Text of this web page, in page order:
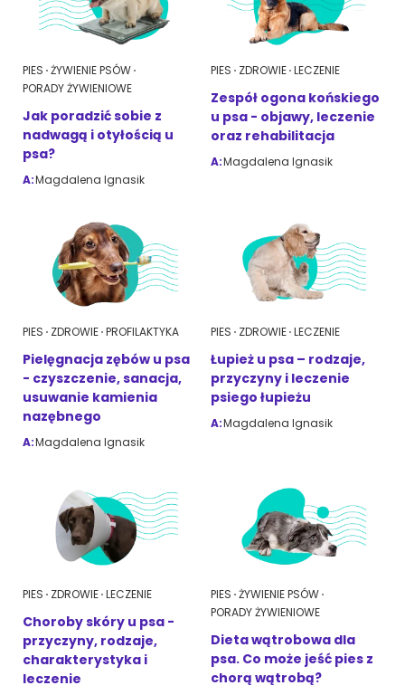
Wyszukiwarka ras psów
Przyjazne miejsca
ZoociaLove News
PIES ŻYWIENIE PSÓW
PORADY ŻYWIENIOWE
Jak poradzić sobie z
nadwagą i otyłością u
psa?
A:Magdalena Ignasik
PIES ZDROWIE LECZENIE
Zespół ogona końskiego
u psa - objawy, leczenie
oraz rehabilitacja
A:Magdalena Ignasik
PIES ZDROWIE PROFILAKTYKA
Pielęgnacja zębów u psa
- czyszczenie, sanacja,
usuwanie kamienia
nazębnego
A:Magdalena Ignasik
PIES ZDROWIE LECZENIE
Łupież u psa – rodzaje,
przyczyny i leczenie
psiego łupieżu
A:Magdalena Ignasik
PIES ZDROWIE LECZENIE
Choroby skóry u psa -
przyczyny, rodzaje,
charakterystyka i
leczenie
PIES ŻYWIENIE PSÓW
PORADY ŻYWIENIOWE
Dieta wątrobowa dla
psa. Co może jeść pies z
chorą wątrobą?